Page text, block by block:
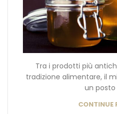
Tra i prodotti più
tradizione alimentare, il
un posto
CONTINUE